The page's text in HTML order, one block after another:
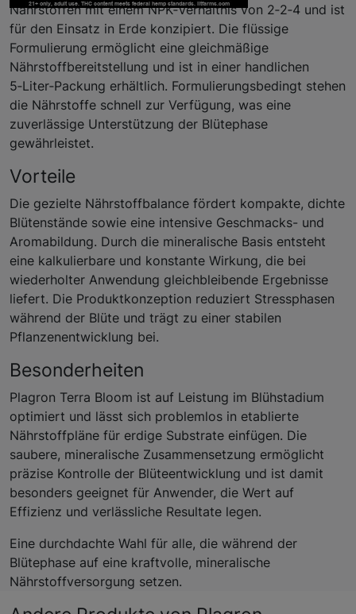
Nährstoffen mit einem NPK‑Verhältnis von 2‑2‑4 und ist
für den Einsatz in Erde konzipiert. Die flüssige
Formulierung ermöglicht eine gleichmäßige
Nährstoffbereitstellung und ist in einer handlichen
5‑Liter‑Packung erhältlich. Formulierungsbedingt stehen
die Nährstoffe schnell zur Verfügung, was eine
zuverlässige Unterstützung der Blütephase
gewährleistet.
Vorteile
Die gezielte Nährstoffbalance fördert kompakte, dichte
Blütenstände sowie eine intensive Geschmacks- und
Aromabildung. Durch die mineralische Basis entsteht
eine kalkulierbare und konstante Wirkung, die bei
wiederholter Anwendung gleichbleibende Ergebnisse
liefert. Die Produktkonzeption reduziert Stressphasen
während der Blüte und trägt zu einer stabilen
Pflanzenentwicklung bei.
Besonderheiten
Plagron Terra Bloom ist auf Leistung im Blühstadium
optimiert und lässt sich problemlos in etablierte
Nährstoffpläne für erdige Substrate einfügen. Die
saubere, mineralische Zusammensetzung ermöglicht
präzise Kontrolle der Blüteentwicklung und ist damit
besonders geeignet für Anwender, die Wert auf
Effizienz und verlässliche Resultate legen.
Eine durchdachte Wahl für alle, die während der
Blütephase auf eine kraftvolle, mineralische
Nährstoffversorgung setzen.